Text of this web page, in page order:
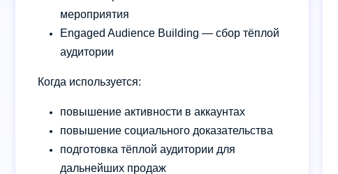
мероприятия
Engaged Audience Building — сбор тёплой
аудитории
Когда используется:
повышение активности в аккаунтах
повышение социального доказательства
подготовка тёплой аудитории для
дальнейших продаж